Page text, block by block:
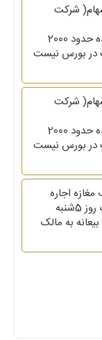
سال پیش سهام( شرکت
http://iranagroinvest.ir/fa-ir/ را خریده حدود 2000
شرکت در بورس نیست
سال پیش سهام( شرکت
http://iranagroinvest.ir/fa-ir/ را خریده حدود 2000
شرکت در بورس نیست
اسفندماه97 یک باب مغازه اجاره
کردم و قرارداد آن را در بنگاه املاک در غروب روز 5شنبه
یا بیعانه به مالک